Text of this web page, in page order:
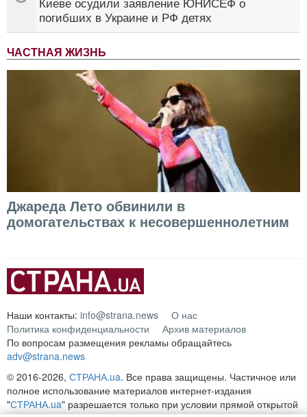
Киеве осудили заявление ЮНИСЕФ о
погибших в Украине и РФ детях
ЧАСТНАЯ ЖИЗНЬ
Джареда Лето обвинили в
домогательствах к несовершеннолетним
Наши контакты: info@strana.news
О нас
Политика конфиденциальности
Архив материалов
По вопросам размещения рекламы обращайтесь
adv@strana.news
© 2016-2026, СТРАНА.ua. Все права защищены. Частичное или
полное использование материалов интернет-издания
"СТРАНА.ua" разрешается только при условии прямой открытой